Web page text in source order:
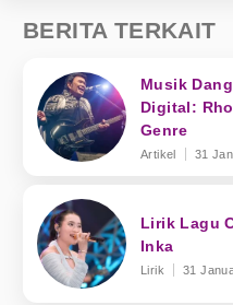
BERITA TERKAIT
Musik
Digital:
Genre
Artikel 31
Lirik Lagu
Inka
Lirik 31